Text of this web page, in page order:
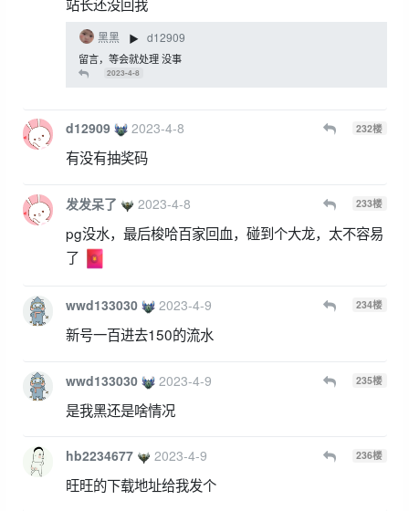
黑黑 ▶d12909
留言，等会就处理 没事
2023-4-8
d12909 2023-4-8 232楼
有没有抽奖码
发发呆了 2023-4-8 233楼
pg没水，最后梭哈百家回血，碰到个大龙，太不容易
了
wwd133030 2023-4-9 234楼
新号一百进去150的流水
wwd133030 2023-4-9 235楼
是我黑还是啥情况
hb2234677 2023-4-9 236楼
旺旺的下载地址给我发个